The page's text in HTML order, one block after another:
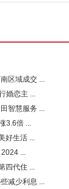
区域成交 ...
婚恋主 ...
智慧服务 ...
3.6倍 ...
好生活 ...
...
四代住 ...
减少利息 ...